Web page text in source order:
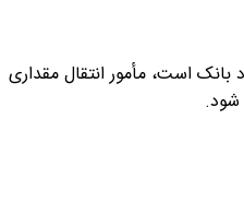
بانک است، مأمور انتقال مقداری
شود.